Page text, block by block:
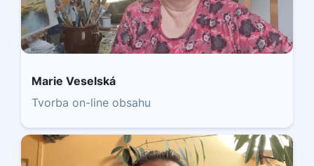
Marie Veselská
Tvorba on-line obsahu